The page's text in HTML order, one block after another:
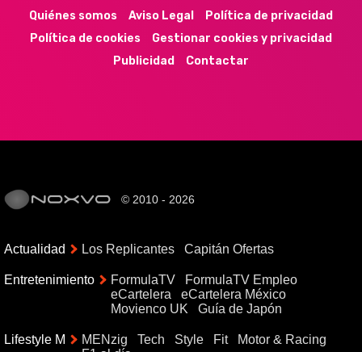
Quiénes somos Aviso Legal
Política de privacidad
Política de cookies
Gestionar cookies y privacidad
Publicidad
Contactar
© 2010 - 2026
Actualidad Los Replicantes Capitán Ofertas
Entretenimiento FormulaTV
FormulaTV Empleo
eCartelera
eCartelera México
Movienco UK
Guía de Japón
Lifestyle M MENzig Tech Style Fit
Motor & Racing